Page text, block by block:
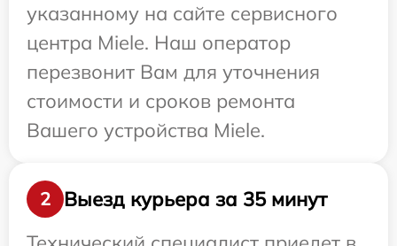
указанному на сайте сервисного
центра Miele. Наш оператор
перезвонит Вам для уточнения
стоимости и сроков ремонта
Вашего устройства Miele.
2
Выезд курьера за 35 минут